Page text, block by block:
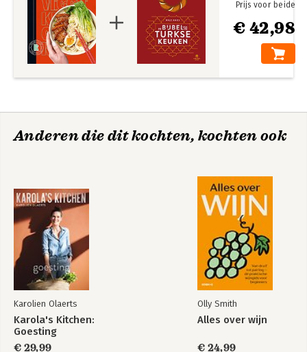
€ 42,98
Prijs voor beide
Anderen die dit kochten, kochten ook
Karolien Olaerts
Karola's Kitchen:
Goesting
€ 29,99
Olly Smith
Alles over wijn
€ 24,99